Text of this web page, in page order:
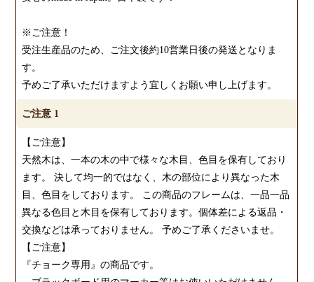
※ご注意！
受注生産品のため、ご注文後約10営業日後の発送となりま
す。
予めご了承いただけますよう宜しくお願い申し上げます。
ご注意 1
【ご注意】
天然木は、一本の木の中で様々な木目、色目を保有しており
ます。 決して均一的ではなく、木の部位により異なった木
目、色目をしております。 この商品のフレームは、一品一品
異なる色目と木目を保有しております。個体差による返品・
交換などは承っておりません。 予めご了承くださいませ。
【ご注意】
『チョーク専用』の商品です。